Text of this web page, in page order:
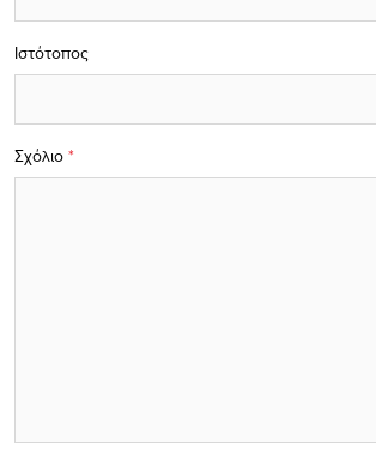
Σχόλιο *
Ιστότοπος